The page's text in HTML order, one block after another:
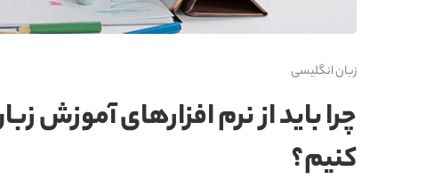
زبان انگلیسی
چرا باید از نرم افزارهای آموزش
کنیم؟